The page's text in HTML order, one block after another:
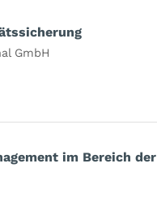
GmbH
im Bereich der